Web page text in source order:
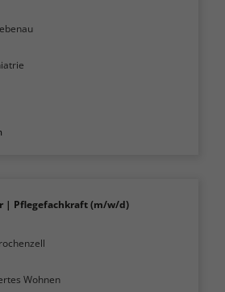
| Pflegefachkraft (m/w/d)
Wohnen